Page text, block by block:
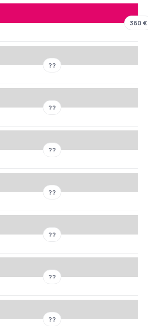
360 €
??
??
??
??
??
??
??